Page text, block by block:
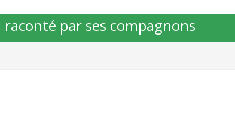
par ses compagnons